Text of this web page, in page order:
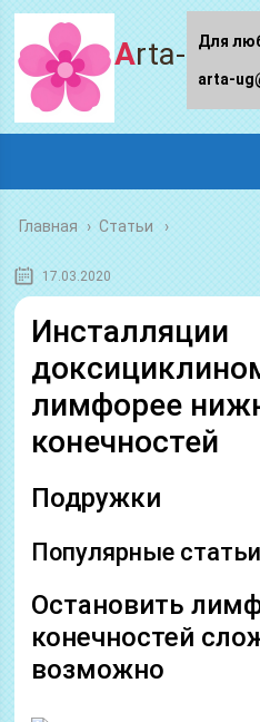
Arta-ug.ru
Главная › Статьи
17.03.2020
Инсталляции
лимфорее
конечностей
Подружки
Популярные статьи
Остановить
конечностей
возможно
Для
arta-